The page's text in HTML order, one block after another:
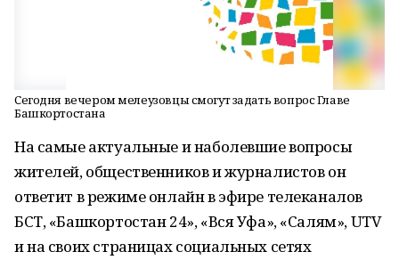
Сегодня вечером мелеузовцы смогут задать вопрос Главе
Башкортостана
На самые актуальные и наболевшие вопросы
жителей, общественников и журналистов он
ответит в режиме онлайн в эфире телеканалов
БСТ, «Башкортостан 24», «Вся Уфа», «Салям», UTV
и на своих страницах социальных сетях